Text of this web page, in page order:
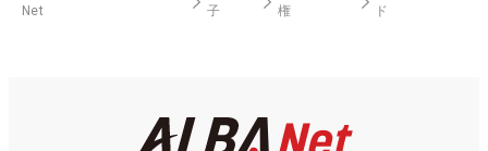
Net
子
権
ド